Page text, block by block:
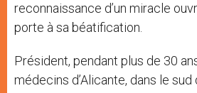
reconnaissance d’un miracle
porte à sa béatification.
Président, pendant plus de 30
médecins d’Alicante, dans le sud